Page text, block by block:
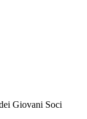
Giovani Soci